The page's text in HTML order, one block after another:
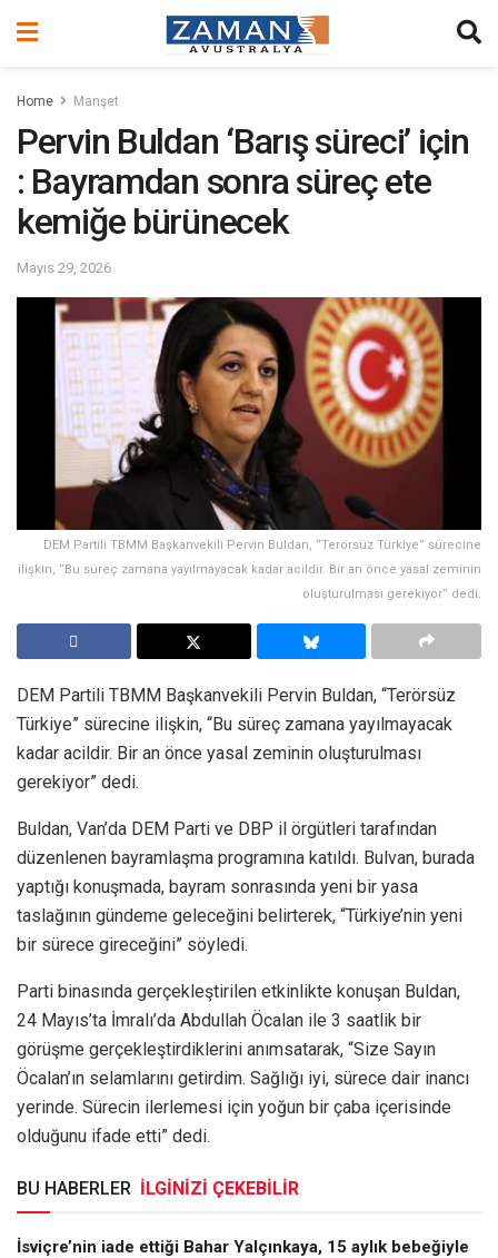
Home Manşet
Pervin Buldan ‘Barış süreci’ için
: Bayramdan sonra süreç ete
kemiğe bürünecek
Mayıs 29, 2026
DEM Partili TBMM Başkanvekili Pervin Buldan, “Terörsüz Türkiye” sürecine
ilişkin, “Bu süreç zamana yayılmayacak kadar acildir. Bir an önce yasal zeminin
oluşturulması gerekiyor” dedi.
DEM Partili TBMM Başkanvekili Pervin Buldan, “Terörsüz
Türkiye” sürecine ilişkin, “Bu süreç zamana yayılmayacak
kadar acildir. Bir an önce yasal zeminin oluşturulması
gerekiyor” dedi.
Buldan, Van’da DEM Parti ve DBP il örgütleri tarafından
düzenlenen bayramlaşma programına katıldı. Bulvan, burada
yaptığı konuşmada, bayram sonrasında yeni bir yasa
taslağının gündeme geleceğini belirterek, “Türkiye’nin yeni
bir sürece gireceğini” söyledi.
Parti binasında gerçekleştirilen etkinlikte konuşan Buldan,
24 Mayıs’ta İmralı’da Abdullah Öcalan ile 3 saatlik bir
görüşme gerçekleştirdiklerini anımsatarak, “Size Sayın
Öcalan’ın selamlarını getirdim. Sağlığı iyi, sürece dair inancı
yerinde. Sürecin ilerlemesi için yoğun bir çaba içerisinde
olduğunu ifade etti” dedi.
BU HABERLER İLGİNİZİ ÇEKEBİLİR
İsviçre’nin iade ettiği Bahar Yalçınkaya, 15 aylık bebeğiyle